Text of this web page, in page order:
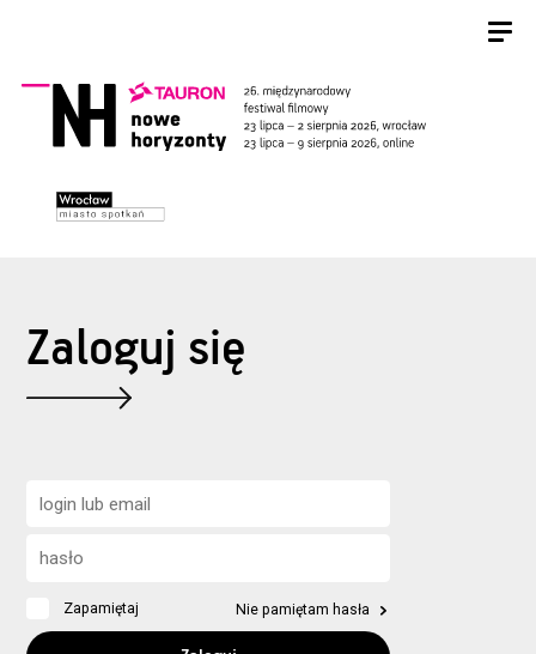
Zaloguj się
Zapamiętaj Nie pamiętam hasła